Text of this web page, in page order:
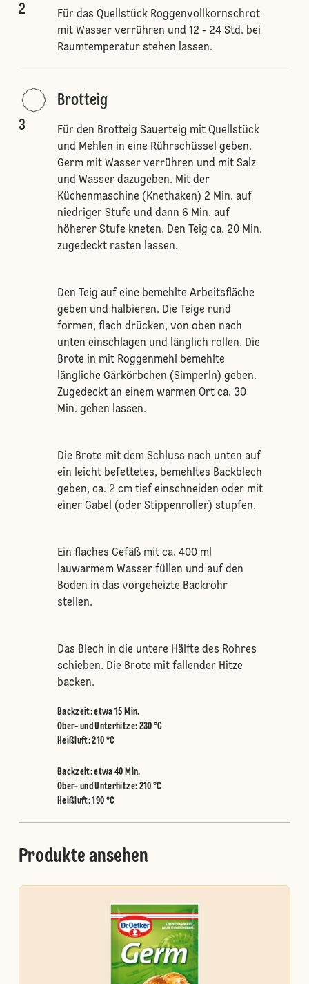
2
Für das Quellstück Roggenvollkornschrot
mit Wasser verrühren und 12 - 24 Std. bei
Raumtemperatur stehen lassen.
3
Brotteig
Für den Brotteig Sauerteig mit Quellstück
und Mehlen in eine Rührschüssel geben.
Germ mit Wasser verrühren und mit Salz
und Wasser dazugeben. Mit der
Küchenmaschine (Knethaken) 2 Min. auf
niedriger Stufe und dann 6 Min. auf
höherer Stufe kneten. Den Teig ca. 20 Min.
zugedeckt rasten lassen.
Den Teig auf eine bemehlte Arbeitsfläche
geben und halbieren. Die Teige rund
formen, flach drücken, von oben nach
unten einschlagen und länglich rollen. Die
Brote in mit Roggenmehl bemehlte
längliche Gärkörbchen (Simperln) geben.
Zugedeckt an einem warmen Ort ca. 30
Min. gehen lassen.
Die Brote mit dem Schluss nach unten auf
ein leicht befettetes, bemehltes Backblech
geben, ca. 2 cm tief einschneiden oder mit
einer Gabel (oder Stippenroller) stupfen.
Ein flaches Gefäß mit ca. 400 ml
lauwarmem Wasser füllen und auf den
Boden in das vorgeheizte Backrohr
stellen.
Das Blech in die untere Hälfte des Rohres
schieben. Die Brote mit fallender Hitze
backen.
Backzeit: etwa 15 Min.
Ober- und Unterhitze: 230 °C
Heißluft:210 °C
Backzeit: etwa 40 Min.
Ober- und Unterhitze: 210 °C
Heißluft:190 °C
Produkte ansehen